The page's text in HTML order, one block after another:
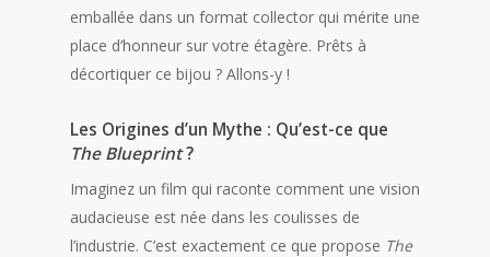
emballée dans un format collector qui mérite une
place d’honneur sur votre étagère. Prêts à
décortiquer ce bijou ? Allons-y !
Les Origines d’un Mythe : Qu’est-ce que
The Blueprint?
Imaginez un film qui raconte comment une vision
audacieuse est née dans les coulisses de
l’industrie. C’est exactement ce que propose The